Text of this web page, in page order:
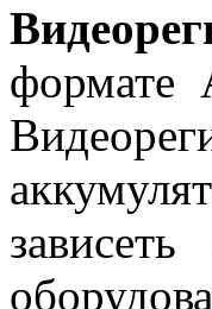
формате